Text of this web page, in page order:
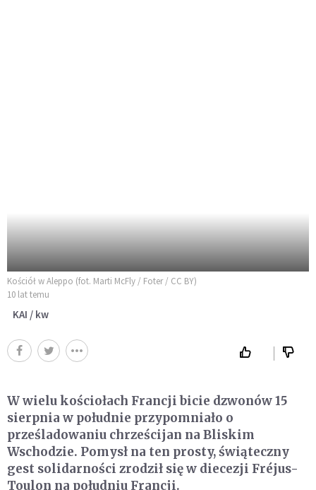
Kościół w Aleppo (fot. Marti McFly / Foter / CC BY)
10 lat temu
KAI / kw
W wielu kościołach Francji bicie dzwonów 15
sierpnia w południe przypomniało o
prześladowaniu chrześcijan na Bliskim
Wschodzie. Pomysł na ten prosty, świąteczny
gest solidarności zrodził się w diecezji Fréjus-
Toulon na południu Francji.